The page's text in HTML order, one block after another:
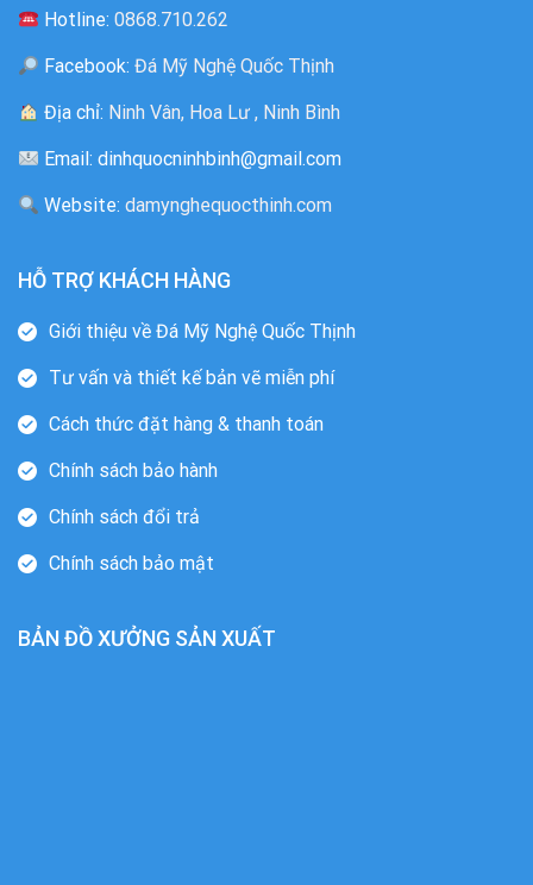
Hotline:0868.710.262
Facebook: Đá Mỹ Nghệ Quốc Thịnh
Địa chỉ: Ninh Vân, Hoa Lư , Ninh Bình
Email: dinhquocninhbinh@gmail.com
Website:damynghequocthinh.com
HỖ TRỢ KHÁCH HÀNG
Giới thiệu về Đá Mỹ Nghệ Quốc Thịnh
Tư vấn và thiết kế bản vẽ miễn phí
Cách thức đặt hàng & thanh toán
Chính sách bảo hành
Chính sách đổi trả
Chính sách bảo mật
BẢN ĐỒ XƯỞNG SẢN XUẤT